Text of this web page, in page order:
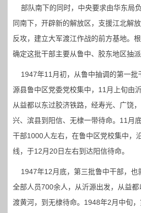
部队南下的同时，中央要求由华东局
同南下，开辟新的解放区，支援江北解
反攻，建立大军渡江作战的前方基地。
确定这批干部主要从鲁中、胶东地区抽派
1947年11月初，从鲁中抽调的第一批
源县鲁中区党委党校集中，11月上旬由
从益都以东过胶济铁路，经寿光、广饶
兴、滨县到阳信、无棣一带待命。11月
干部1000人左右，在鲁中区党校集中，
线，于12月20日左右到达阳信待命。
1947年12月底，第三批鲁中干部，也
全部人员700余人，从沂源出发，从益
渡黄河，到无棣待命。1948年2月中旬